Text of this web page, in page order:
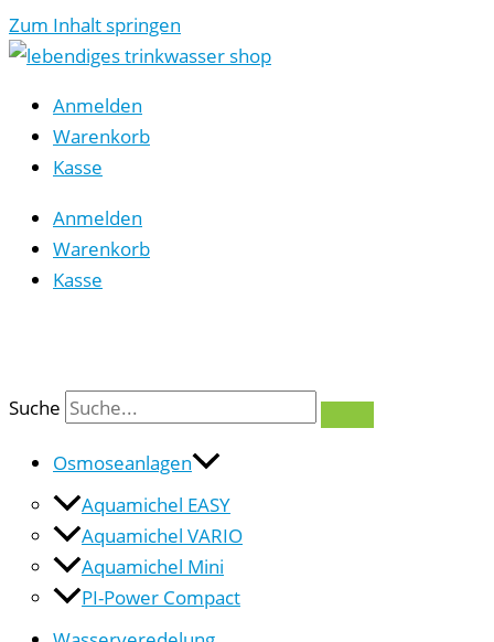
Zum Inhalt springen
Anmelden
Warenkorb
Kasse
Anmelden
Warenkorb
Kasse
Suche
Osmoseanlagen
Aquamichel EASY
Aquamichel VARIO
Aquamichel Mini
PI-Power Compact